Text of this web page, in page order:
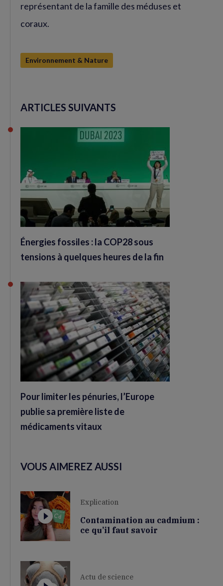
représentant de la famille des méduses et
coraux.
Environnement & Nature
ARTICLES SUIVANTS
Énergies fossiles : la COP28 sous
tensions à quelques heures de la fin
Pour limiter les pénuries, l’Europe
publie sa première liste de
médicaments vitaux
VOUS AIMEREZ AUSSI
Explication
Contamination au cadmium :
ce qu’il faut savoir
Actu de science